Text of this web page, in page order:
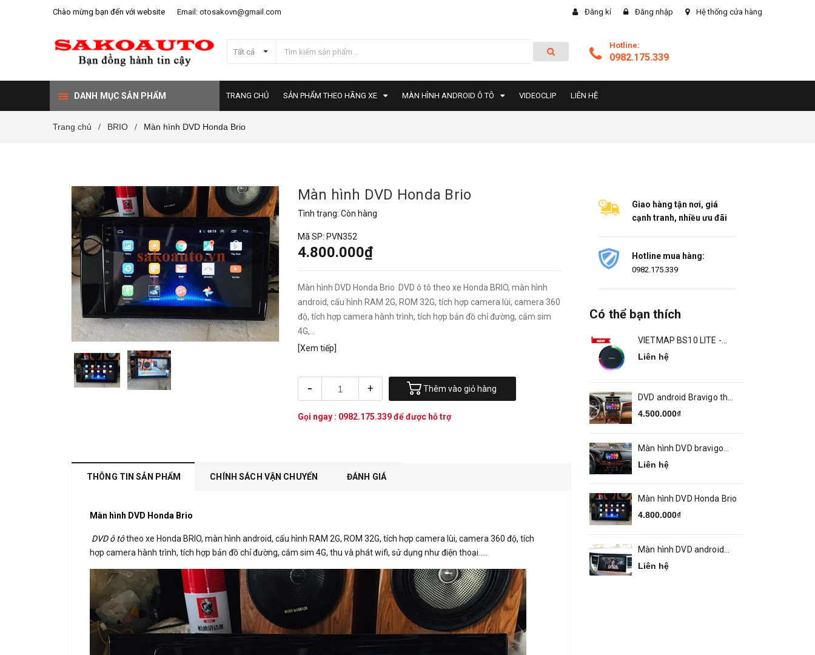
Chào mừng bạn đến với website Email: otosakovn@gmail.com Đăng kí Đăng nhập Hệ thống cửa hàng
Tất cả
Hotline:
0982.175.339
DANH MỤC SẢN PHẨM TRANG CHỦ SẢN PHẨM THEO HÃNG XE MÀN HÌNH ANDROID Ô TÔ VIDEOCLIP LIÊN HỆ
Trang chủ / BRIO / Màn hình DVD Honda Brio
Màn hình DVD Honda Brio
Tình trạng: Còn hàng
Mã SP: PVN352
4.800.000₫
Màn hình DVD Honda Brio DVD ô tô theo xe Honda BRIO, màn hình
android, cấu hình RAM 2G, ROM 32G, tích hợp camera lùi, camera 360
độ, tích hợp camera hành trình, tích hợp bản đồ chỉ đường, cắm sim
4G,...
[Xem tiếp]
- + Thêm vào giỏ hàng
Gọi ngay : 0982.175.339để được hỗ trợ
THÔNG TIN SẢN PHẨM CHÍNH SÁCH VẬN CHUYỂN ĐÁNH GIÁ
Màn hình DVD Honda Brio
DVD ô tôtheo xe Honda BRIO, màn hình android, cấu hình RAM 2G, ROM 32G, tích hợp camera lùi, camera 360 độ, tích
hợp camera hành trình, tích hợp bản đồ chỉ đường, cắm sim 4G, thu và phát wifi, sử dụng như điện thoại.....
Giao hàng tận nơi, giá
cạnh tranh, nhiều ưu đãi
Hotline mua hàng:
0982.175.339
Có thể bạn thích
VIETMAP BS10 LITE -
ANDROID BOX Ô TÔ
Liên hệ
DVD android Bravigo theo
xe Camry 2014 2018
4.500.000₫
Màn hình DVD bravigo
theo xe MAZDA 6
Liên hệ
Màn hình DVD Honda Brio
4.800.000₫
Màn hình DVD android
Bravigo Tucson
Liên hệ